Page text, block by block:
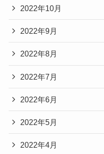
2022年10月
2022年9月
2022年8月
2022年7月
2022年6月
2022年5月
2022年4月